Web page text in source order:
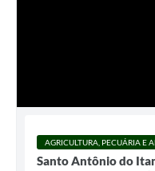
AGRICULTURA, PECUÁRIA E
Santo Antônio do